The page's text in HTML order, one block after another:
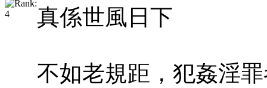
真係世風日下
不如老規距，犯姦淫